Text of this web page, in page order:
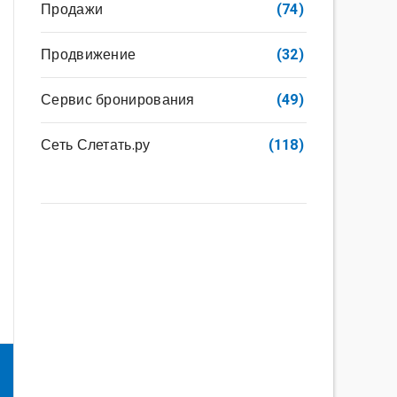
Продажи (74)
Продвижение (32)
Сервис бронирования (49)
Сеть Слетать.ру (118)